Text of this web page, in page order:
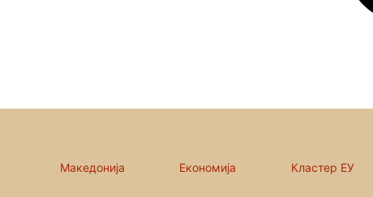
Македонија Економија Кластер ЕУ